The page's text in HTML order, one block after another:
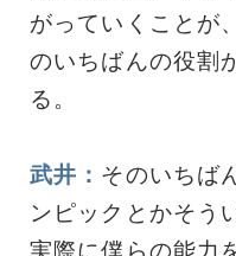
がっていくことが
のいちばんの役割
る。
武井： そのいちば
ンピックとかそう
実際に僕らの能力